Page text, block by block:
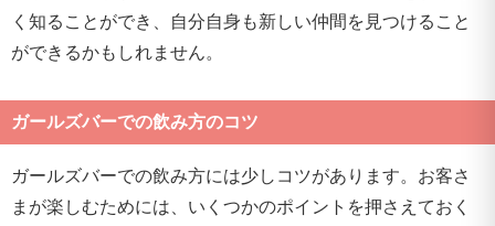
く知ることができ、自分自身も新しい仲間を見つけること
ができるかもしれません。
ガールズバーでの飲み方のコツ
ガールズバーでの飲み方には少しコツがあります。お客さ
まが楽しむためには、いくつかのポイントを押さえておく